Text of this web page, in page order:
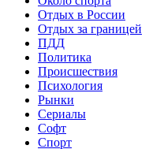
Отдых в России
Отдых за границей
ПДД
Политика
Происшествия
Психология
Рынки
Сериалы
Софт
Спорт